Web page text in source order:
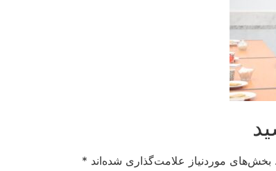
بخش‌های موردنیاز علامت‌گذاری شده‌اند *